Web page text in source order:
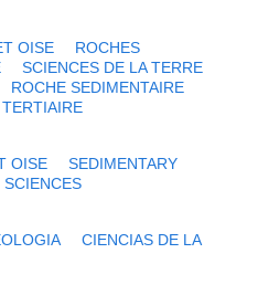
OISE
ROCHES
SCIENCES DE LA TERRE
ROCHE SEDIMENTAIRE
TERTIAIRE
OISE
SEDIMENTARY
SCIENCES
CIENCIAS DE LA